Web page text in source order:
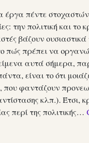
πέντε
την πολιτική και
βάζουν
πώς πρέπει να
αυτά σήμερα,
είναι το ότι
που φαντάζουν
κλπ.). Έτσι,
περί της πολιτικής…